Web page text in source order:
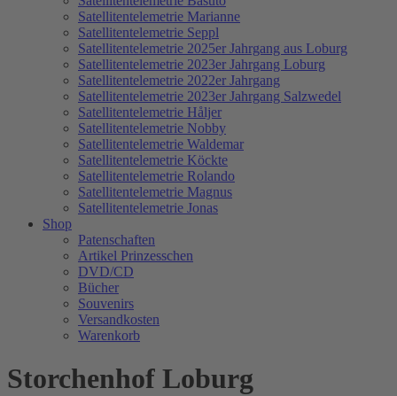
Satellitentelemetrie Marianne
Satellitentelemetrie Seppl
Satellitentelemetrie 2025er Jahrgang aus Loburg
Satellitentelemetrie 2023er Jahrgang Loburg
Satellitentelemetrie 2022er Jahrgang
Satellitentelemetrie 2023er Jahrgang Salzwedel
Satellitentelemetrie Håljer
Satellitentelemetrie Nobby
Satellitentelemetrie Waldemar
Satellitentelemetrie Köckte
Satellitentelemetrie Rolando
Satellitentelemetrie Magnus
Satellitentelemetrie Jonas
Shop
Patenschaften
Artikel Prinzesschen
DVD/CD
Bücher
Souvenirs
Versandkosten
Warenkorb
Storchenhof Loburg